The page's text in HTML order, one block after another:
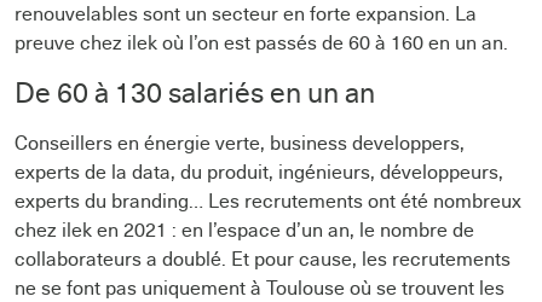
renouvelables sont un secteur en forte expansion. La
preuve chez ilek où l’on est passés de 60 à 160 en un an.
De 60 à 130 salariés en un an
Conseillers en énergie verte, business developpers,
experts de la data, du produit, ingénieurs, développeurs,
experts du branding… Les recrutements ont été nombreux
chez ilek en 2021 : en l’espace d’un an, le nombre de
collaborateurs a doublé. Et pour cause, les recrutements
ne se font pas uniquement à Toulouse où se trouvent les